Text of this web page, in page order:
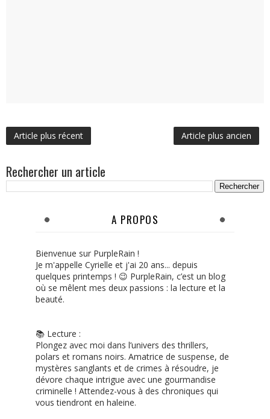
Article plus récent Article plus ancien
Rechercher un article
A PROPOS
Bienvenue sur PurpleRain !
Je m'appelle Cyrielle et j'ai 20 ans... depuis
quelques printemps ! 😉 PurpleRain, c’est un blog
où se mêlent mes deux passions : la lecture et la
beauté.
📚 Lecture :
Plongez avec moi dans l’univers des thrillers,
polars et romans noirs. Amatrice de suspense, de
mystères sanglants et de crimes à résoudre, je
dévore chaque intrigue avec une gourmandise
criminelle ! Attendez-vous à des chroniques qui
vous tiendront en haleine.